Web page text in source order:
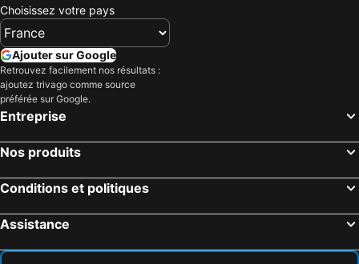
Choisissez votre pays
Ajouter sur Google
Retrouvez facilement nos résultats :
ajoutez trivago comme source
préférée sur Google.
Entreprise
Nos produits
Conditions et politiques
Assistance